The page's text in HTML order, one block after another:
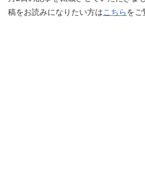
稿をお読みになりたい方はこちら をご